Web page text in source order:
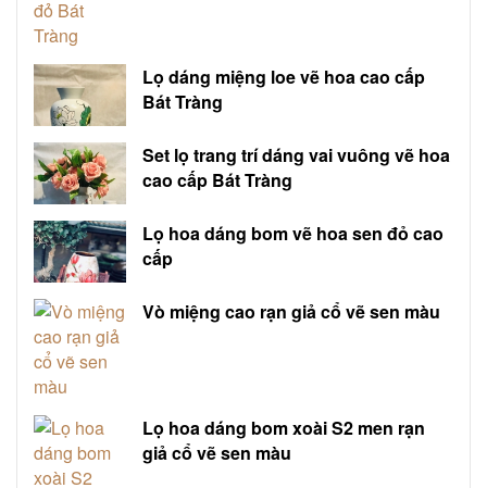
Lọ dáng miệng loe vẽ hoa cao cấp
Bát Tràng
Set lọ trang trí dáng vai vuông vẽ hoa
cao cấp Bát Tràng
Lọ hoa dáng bom vẽ hoa sen đỏ cao
cấp
Vò miệng cao rạn giả cổ vẽ sen màu
Lọ hoa dáng bom xoài S2 men rạn
giả cổ vẽ sen màu